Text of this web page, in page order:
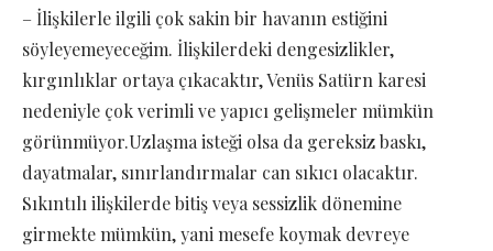
– İlişkilerle ilgili çok sakin bir havanın estiğini
söyleyemeyeceğim. İlişkilerdeki dengesizlikler,
kırgınlıklar ortaya çıkacaktır, Venüs Satürn karesi
nedeniyle çok verimli ve yapıcı gelişmeler mümkün
görünmüyor.Uzlaşma isteği olsa da gereksiz baskı,
dayatmalar, sınırlandırmalar can sıkıcı olacaktır.
Sıkıntılı ilişkilerde bitiş veya sessizlik dönemine
girmekte mümkün, yani mesefe koymak devreye